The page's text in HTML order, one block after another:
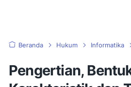
Beranda Hukum Informatika
Pengertian,